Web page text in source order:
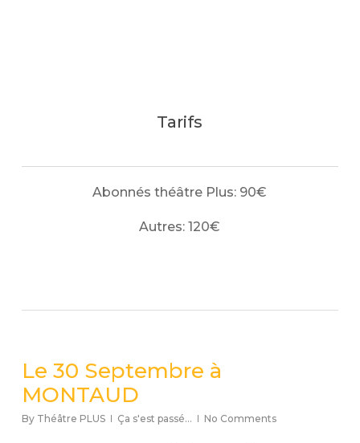
Tarifs
Abonnés théâtre Plus: 90€
Autres: 120€
Le 30 Septembre à
MONTAUD
By Théâtre PLUS Ça s'est passé... No Comments